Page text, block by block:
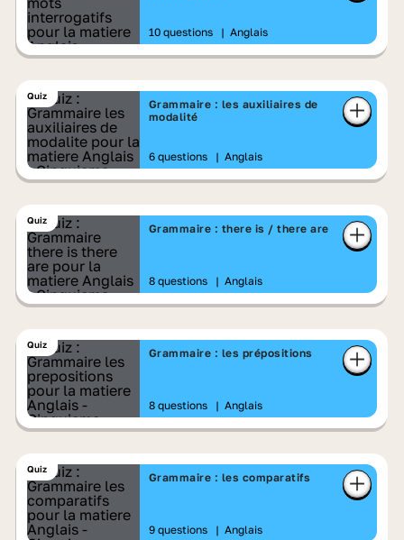
10 questions | Anglais
Quiz
Grammaire : les auxiliaires de
modalité
6 questions | Anglais
Quiz
Grammaire : there is / there are
8 questions | Anglais
Quiz
Grammaire : les prépositions
8 questions | Anglais
Quiz
Grammaire : les comparatifs
9 questions | Anglais